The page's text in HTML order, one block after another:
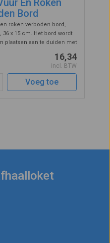
En Roken
Bord
roken verboden bord,
x 15 cm. Het bord wordt
plaatsen aan te duiden met
is veelzijdig, het bord
kan geplaatst worden in ...
16,34
incl. BTW
Voeg toe